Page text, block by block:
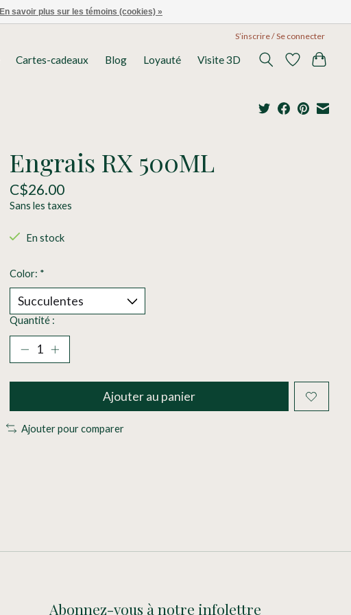
S’inscrire / Se connecter
Cartes-cadeaux Blog Loyauté Visite 3D
Engrais RX 500ML
C$26.00
Sans les taxes
En stock
Color: *
Quantité :
Ajouter au panier
Ajouter pour comparer
Abonnez-vous à notre infolettre
En savoir plus sur les témoins (cookies) »